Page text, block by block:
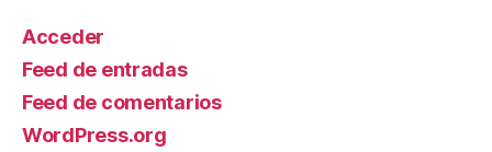
Acceder
Feed de entradas
Feed de comentarios
WordPress.org